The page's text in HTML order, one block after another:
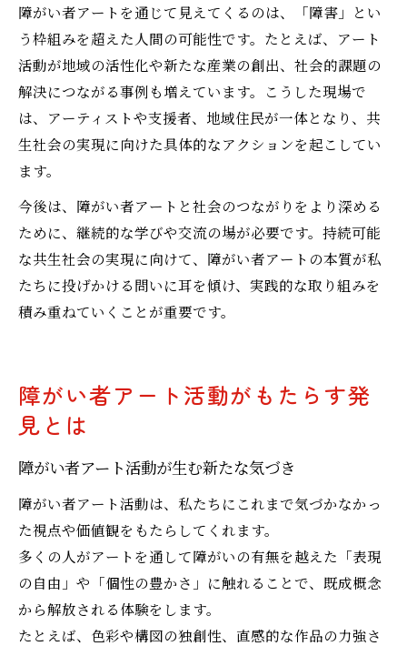
障がい者アートを通じて見えてくるのは、「障害」とい
う枠組みを超えた人間の可能性です。たとえば、アート
活動が地域の活性化や新たな産業の創出、社会的課題の
解決につながる事例も増えています。こうした現場で
は、アーティストや支援者、地域住民が一体となり、共
生社会の実現に向けた具体的なアクションを起こしてい
ます。
今後は、障がい者アートと社会のつながりをより深める
ために、継続的な学びや交流の場が必要です。持続可能
な共生社会の実現に向けて、障がい者アートの本質が私
たちに投げかける問いに耳を傾け、実践的な取り組みを
積み重ねていくことが重要です。
障がい者アート活動がもたらす発
見とは
障がい者アート活動が生む新たな気づき
障がい者アート活動は、私たちにこれまで気づかなかっ
た視点や価値観をもたらしてくれます。
多くの人がアートを通して障がいの有無を越えた「表現
の自由」や「個性の豊かさ」に触れることで、既成概念
から解放される体験をします。
たとえば、色彩や構図の独創性、直感的な作品の力強さ